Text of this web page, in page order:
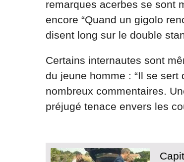
remarques acerbes se sont
encore “Quand un gigolo
disent long sur le double
Certains internautes sont
du jeune homme : “Il se sert
nombreux commentaires.
préjugé tenace envers les